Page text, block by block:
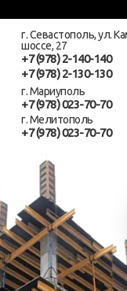
г. Севастополь, ул.
шоссе, 27
+7 (978) 2-140-140
+7 (978) 2-130-130
г. Мариуполь
+7 (978) 023-70-70
г. Мелитополь
+7 (978) 023-70-70